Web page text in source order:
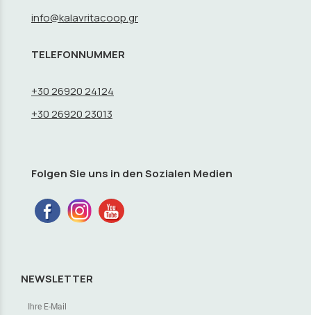
info@kalavritacoop.gr
TELEFONNUMMER
+30 26920 24124
+30 26920 23013
Folgen Sie uns in den Sozialen Medien
NEWSLETTER